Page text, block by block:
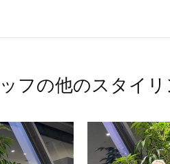
フの他のスタイ